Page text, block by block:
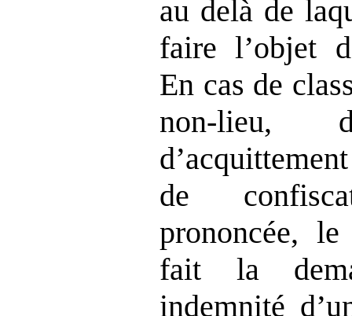
au delà de
faire l’objet
En cas de
de
prononcée,
fait la
indemnité